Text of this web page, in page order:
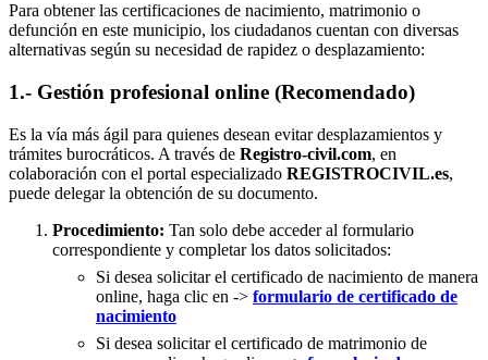
Para obtener las certificaciones de nacimiento, matrimonio o
defunción en este municipio, los ciudadanos cuentan con diversas
alternativas según su necesidad de rapidez o desplazamiento:
1.- Gestión profesional online (Recomendado)
Es la vía más ágil para quienes desean evitar desplazamientos y
trámites burocráticos. A través de Registro-civil.com, en
colaboración con el portal especializado REGISTROCIVIL.es,
puede delegar la obtención de su documento.
Procedimiento: Tan solo debe acceder al formulario
correspondiente y completar los datos solicitados:
Si desea solicitar el certificado de nacimiento de manera
online, haga clic en -> formulario de certificado de
nacimiento
Si desea solicitar el certificado de matrimonio de